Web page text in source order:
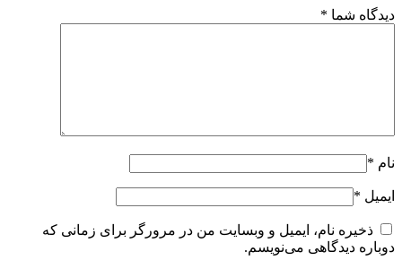
دیدگاه شما *
نام *
ایمیل *
ذخیره نام، ایمیل و وبسایت من در مرورگر برای زمانی که
دوباره دیدگاهی می‌نویسم.